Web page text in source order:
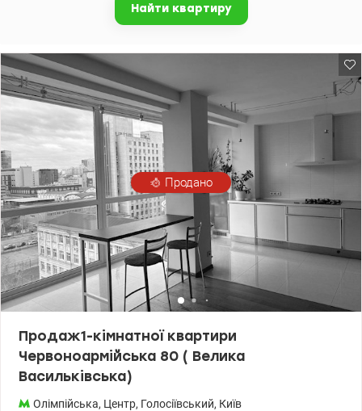
Найти квартиру
Продано
Продаж1-кімнатної квартири
Червоноармійська 80 ( Велика
Васильківська)
Олімпійська, Центр, Голосіївський, Київ